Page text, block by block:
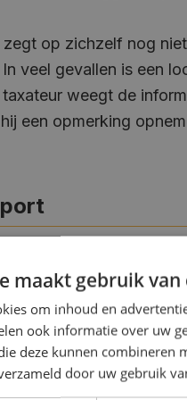
op zichzelf nog
veel gevallen is een
weegt de
een opmerking
meegenomen in de
en zorgvuldig
informatiebron en
combineert deze
maakt gebruik van
om inhoud en
ook informatie over uw
deze kunnen combineren
door uw gebruik